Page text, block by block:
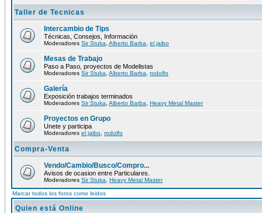
Taller de Tecnicas
Intercambio de Tips
Técnicas, Consejos, Información
Moderadores Sir Stuka Alberto Barba el jaibo
Mesas de Trabajo
Paso a Paso, proyectos de Modelistas
Moderadores Sir Stuka Alberto Barba rodolfo
Galería
Exposición trabajos terminados
Moderadores Sir Stuka Alberto Barba Heavy Metal Master
Proyectos en Grupo
Unete y participa
Moderadores el jaibo rodolfo
Compra-Venta
Vendo/Cambio/Busco/Compro...
Avisos de ocasion entre Particulares.
Moderadores Sir Stuka Heavy Metal Master
Marcar todos los foros como leidos
Quien está Online